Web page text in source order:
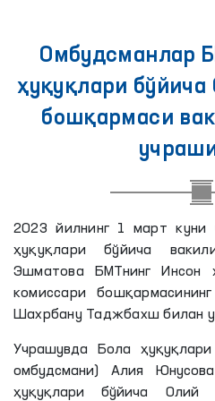
Омбудсманлар
ҳуқуқлари
бошқармаси
2023 йилнинг 1 март куни
ҳуқуқлари бўйича
Эшматова БМТнинг Инсон
комиссари
Шахрбану Таджбахш билан
Учрашувда Бола
омбудсмани) Алия
ҳуқуқлари бўйича Олий